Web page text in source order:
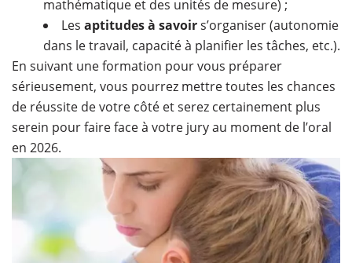
mathématique et des unités de mesure) ;
Les aptitudes à savoirs’organiser (autonomie
dans le travail, capacité à planifier les tâches, etc.).
En suivant une formation pour vous préparer
sérieusement, vous pourrez mettre toutes les chances
de réussite de votre côté et serez certainement plus
serein pour faire face à votre jury au moment de l’oral
en 2026.